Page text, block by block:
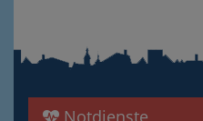
Notdienste